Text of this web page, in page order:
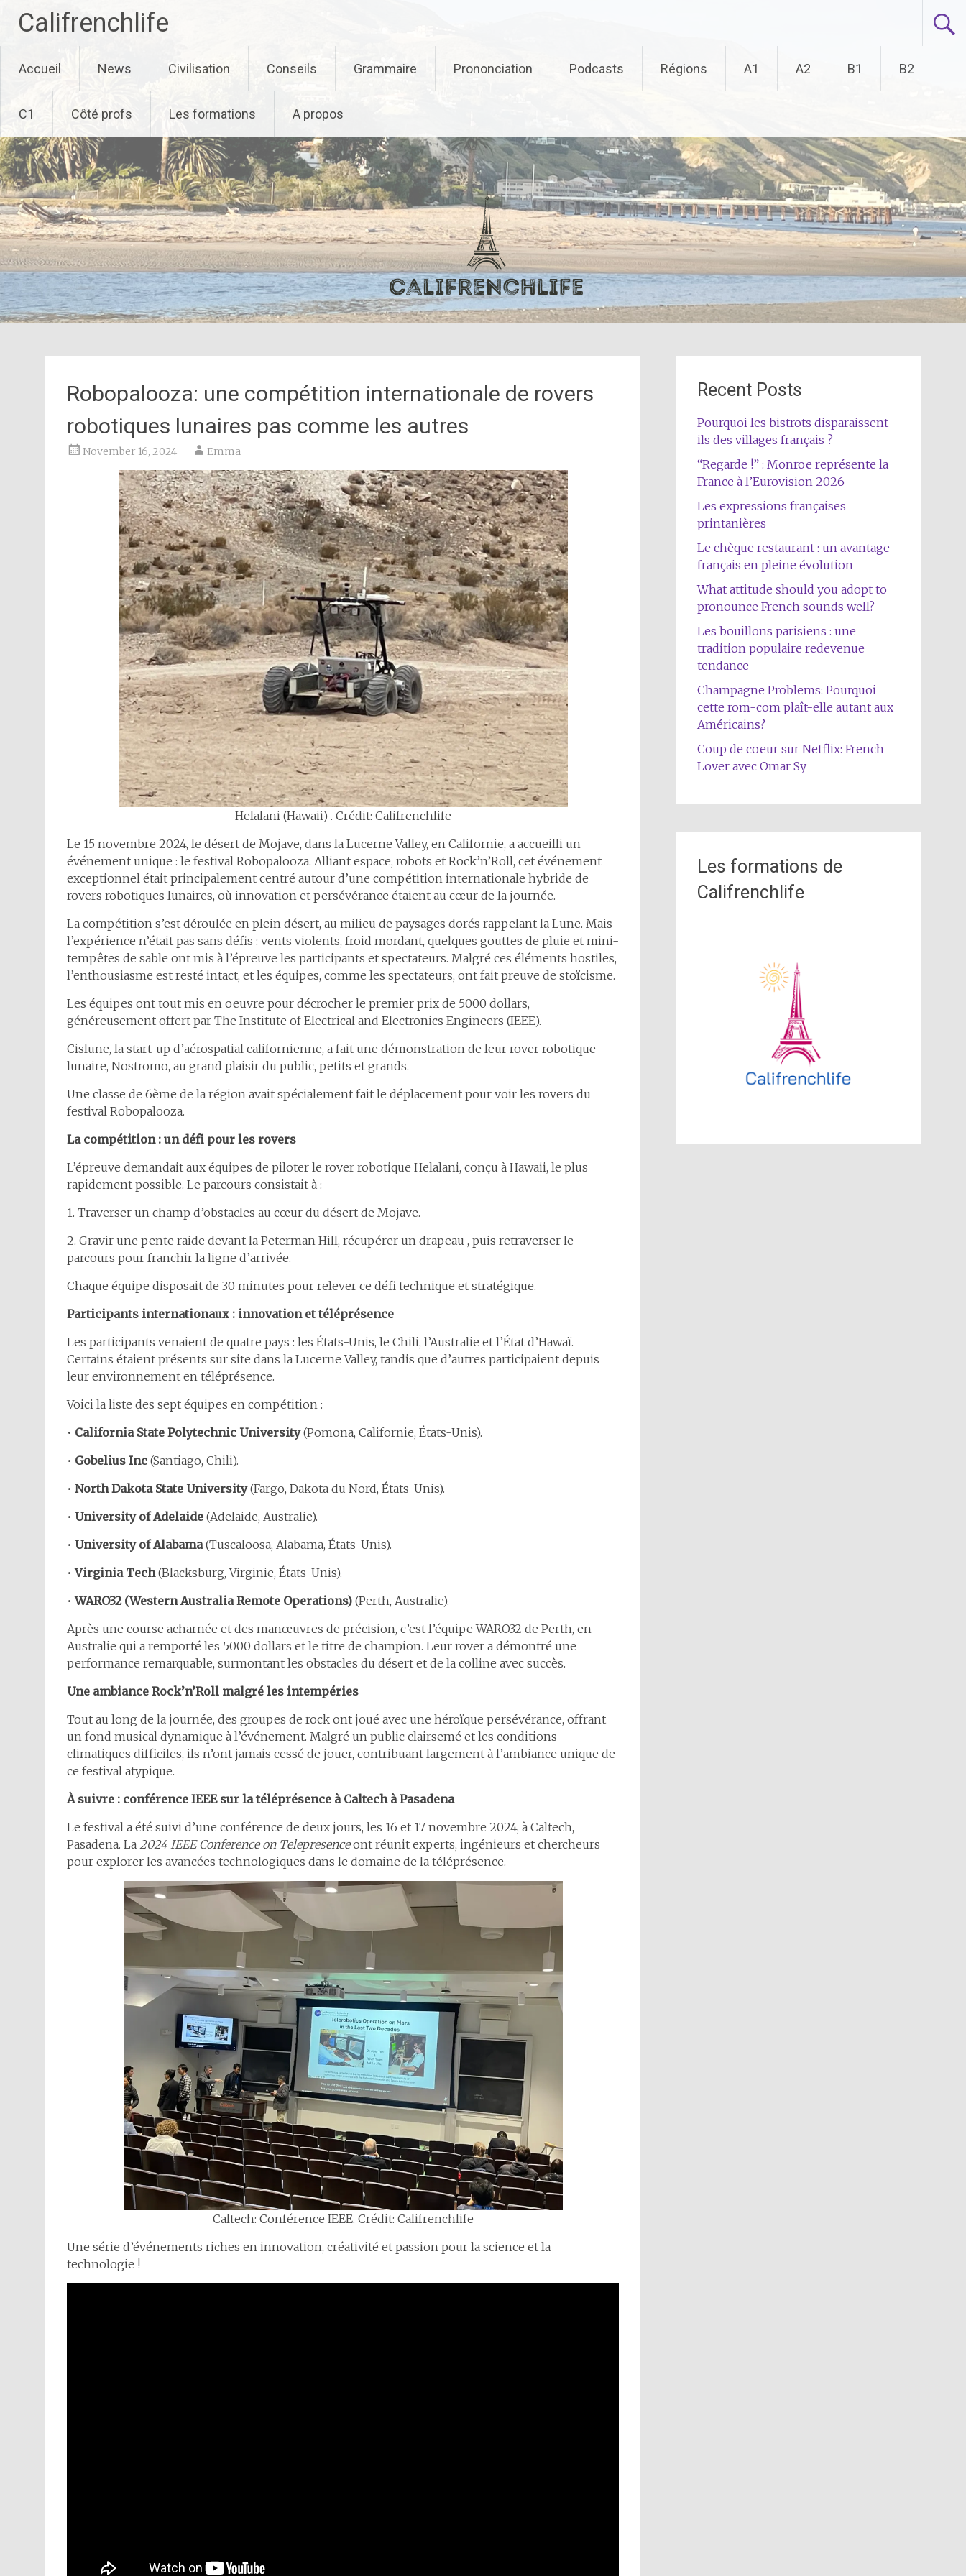
Califrenchlife
to
content
Accueil News Civilisation Conseils Grammaire Prononciation Podcasts Régions A1 A2 B1 B2
C1 Côté profs Les formations A propos
Robopalooza: une compétition internationale de rovers
robotiques lunaires pas comme les autres
November 16, 2024 Emma
Helalani (Hawaii) . Crédit: Califrenchlife
Le 15 novembre 2024, le désert de Mojave, dans la Lucerne Valley, en Californie, a accueilli un
événement unique : le festival Robopalooza. Alliant espace, robots et Rock’n’Roll, cet événement
exceptionnel était principalement centré autour d’une compétition internationale hybride de
rovers robotiques lunaires, où innovation et persévérance étaient au cœur de la journée.
La compétition s’est déroulée en plein désert, au milieu de paysages dorés rappelant la Lune. Mais
l’expérience n’était pas sans défis : vents violents, froid mordant, quelques gouttes de pluie et mini-
tempêtes de sable ont mis à l’épreuve les participants et spectateurs. Malgré ces éléments hostiles,
l’enthousiasme est resté intact, et les équipes, comme les spectateurs, ont fait preuve de stoïcisme.
Les équipes ont tout mis en oeuvre pour décrocher le premier prix de 5000 dollars,
généreusement offert par The Institute of Electrical and Electronics Engineers (IEEE).
Cislune, la start-up d’aérospatial californienne, a fait une démonstration de leur rover robotique
lunaire, Nostromo, au grand plaisir du public, petits et grands.
Une classe de 6ème de la région avait spécialement fait le déplacement pour voir les rovers du
festival Robopalooza.
La compétition : un défi pour les rovers
L’épreuve demandait aux équipes de piloter le rover robotique Helalani, conçu à Hawaii, le plus
rapidement possible. Le parcours consistait à :
1. Traverser un champ d’obstacles au cœur du désert de Mojave.
2. Gravir une pente raide devant la Peterman Hill, récupérer un drapeau , puis retraverser le
parcours pour franchir la ligne d’arrivée.
Chaque équipe disposait de 30 minutes pour relever ce défi technique et stratégique.
Participants internationaux : innovation et téléprésence
Les participants venaient de quatre pays : les États-Unis, le Chili, l’Australie et l’État d’Hawaï.
Certains étaient présents sur site dans la Lucerne Valley, tandis que d’autres participaient depuis
leur environnement en téléprésence.
Voici la liste des sept équipes en compétition :
• California State Polytechnic University(Pomona, Californie, États-Unis).
• Gobelius Inc (Santiago, Chili).
• North Dakota State University(Fargo, Dakota du Nord, États-Unis).
• University of Adelaide (Adelaide, Australie).
• University of Alabama(Tuscaloosa, Alabama, États-Unis).
•Virginia Tech(Blacksburg, Virginie, États-Unis).
•WARO32 (Western Australia Remote Operations) (Perth, Australie).
Après une course acharnée et des manœuvres de précision, c’est l’équipe WARO32 de Perth, en
Australie qui a remporté les 5000 dollars et le titre de champion. Leur rover a démontré une
performance remarquable, surmontant les obstacles du désert et de la colline avec succès.
Une ambiance Rock’n’Roll malgré les intempéries
Tout au long de la journée, des groupes de rock ont joué avec une héroïque persévérance, offrant
un fond musical dynamique à l’événement. Malgré un public clairsemé et les conditions
climatiques difficiles, ils n’ont jamais cessé de jouer, contribuant largement à l’ambiance unique de
ce festival atypique.
À suivre : conférence IEEE sur la téléprésence à Caltech à Pasadena
Le festival a été suivi d’une conférence de deux jours, les 16 et 17 novembre 2024, à Caltech,
Pasadena. La 2024 IEEE Conference on Telepresenceont réunit experts, ingénieurs et chercheurs
pour explorer les avancées technologiques dans le domaine de la téléprésence.
Caltech: Conférence IEEE. Crédit: Califrenchlife
Une série d’événements riches en innovation, créativité et passion pour la science et la
technologie !
Recent Posts
Pourquoi les bistrots disparaissent-
ils des villages français ?
“Regarde !” : Monroe représente la
France à l’Eurovision 2026
Les expressions françaises
printanières
Le chèque restaurant : un avantage
français en pleine évolution
What attitude should you adopt to
pronounce French sounds well?
Les bouillons parisiens : une
tradition populaire redevenue
tendance
Champagne Problems: Pourquoi
cette rom-com plaît-elle autant aux
Américains?
Coup de coeur sur Netflix: French
Lover avec Omar Sy
Les formations de
Califrenchlife